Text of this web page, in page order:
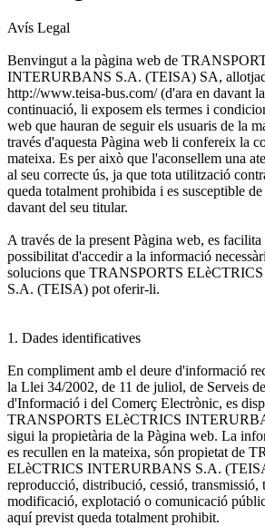
Avís Legal
Benvingut a la pàgina web de
INTERURBANS S.A. (TEISA) SA,
http://www.teisa-bus.com/ (d'ara en davant
continuació, li exposem els termes i
web que hauran de seguir els usuaris de la
través d'aquesta Pàgina web li confereix la
mateixa. Es per això que l'aconsellem una
al seu correcte ús, ja que tota utilització
queda totalment prohibida i es susceptible
davant del seu titular.
A través de la present Pàgina web, es facilita
possibilitat d'accedir a la informació
solucions que TRANSPORTS
S.A. (TEISA) pot oferir-li.
1. Dades identificatives
En compliment amb el deure d'informació
la Llei 34/2002, de 11 de juliol, de Serveis
d'Informació i del Comerç Electrònic, es
TRANSPORTS ELèCTRICS
sigui la propietària de la Pàgina web. La
es recullen en la mateixa, són propietat de
ELèCTRICS INTERURBANS S.A.
reproducció, distribució, cessió, transmissió,
modificació, explotació o comunicació
aquí previst queda totalment prohibit.